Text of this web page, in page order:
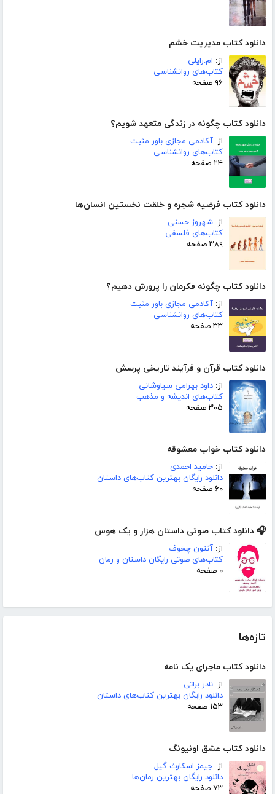
دانلود کتاب مدیریت خشم
از: ام.رایلی
کتاب‌های روانشناسی
۹۶ صفحه
دانلود کتاب چگونه در زندگی متعهد شویم؟
از: آکادمی مجازی باور مثبت
کتاب‌های روانشناسی
۲۴ صفحه
دانلود کتاب فرضیه شجره و خلقت نخستین انسان‌ها
از: شهروز حسنی
کتاب‌های فلسفی
۳۸۹ صفحه
دانلود کتاب چگونه فکرمان را پرورش دهیم؟
از: آکادمی مجازی باور مثبت
کتاب‌های روانشناسی
۳۳ صفحه
دانلود کتاب قرآن و فرآیند تاریخی پرسش
از: داود بهرامی سیاوشانی
کتاب‌های اندیشه و مذهب
۳۰۵ صفحه
دانلود کتاب خواب معشوقه
از: حامید احمدی
دانلود رایگان بهترین کتاب‌های داستان
۶۰ صفحه
🎧 دانلود کتاب صوتی داستان هزار و یک هوس
از: آنتون چخوف
کتاب‌های صوتی رایگان داستان و رمان
۰ صفحه
تازه‌ها
دانلود کتاب ماجرای یک نامه
از: نادر براتی
دانلود رایگان بهترین کتاب‌های داستان
۱۵۳ صفحه
دانلود کتاب عشق اونیونگ
از: جیمز اسکارث گیل
دانلود رایگان بهترین رمان‌ها
۷۳ صفحه